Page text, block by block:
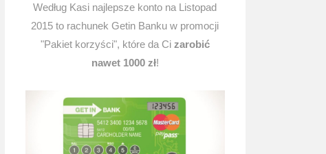
Według Kasi najlepsze konto na Listopad
2015 to rachunek Getin Banku w promocji
"Pakiet korzyści", które da Ci zarobić
nawet 1000 zł!